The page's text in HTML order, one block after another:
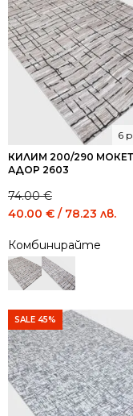
КИЛИМ 200/290
АДОР 2603
6
74.00€
Original
was:
74.00 €
лв..
40.00 € / 78.23 лв.
Комбинирайте
SALE 45%